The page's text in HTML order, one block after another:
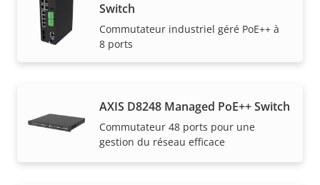
Switch
Commutateur industriel géré PoE++ à
8 ports
AXIS D8248 Managed PoE++ Switch
Commutateur 48 ports pour une
gestion du réseau efficace